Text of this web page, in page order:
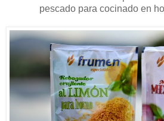
pescado para cocinado en